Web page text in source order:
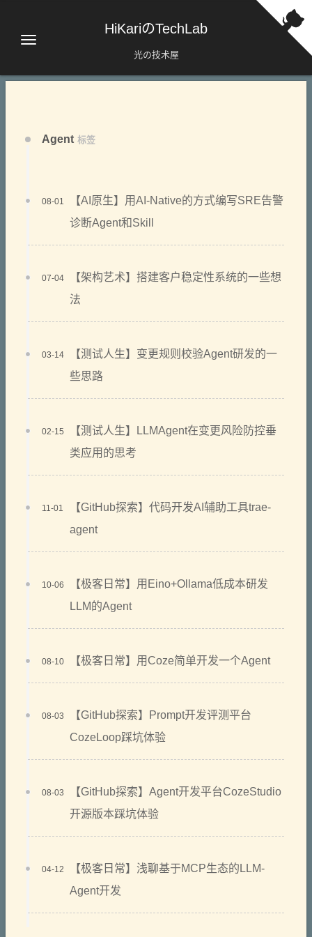
HiKariのTechLab
光の技术屋
Agent 标签
【AI原生】用AI-Native的方式编写SRE告警
诊断Agent和Skill
08-01
【架构艺术】搭建客户稳定性系统的一些想
法
07-04
【测试人生】变更规则校验Agent研发的一
些思路
03-14
【测试人生】LLMAgent在变更风险防控垂
类应用的思考
02-15
【GitHub探索】代码开发AI辅助工具trae-
agent
11-01
【极客日常】用Eino+Ollama低成本研发
LLM的Agent
10-06
【极客日常】用Coze简单开发一个Agent
08-10
【GitHub探索】Prompt开发评测平台
CozeLoop踩坑体验
08-03
【GitHub探索】Agent开发平台CozeStudio
开源版本踩坑体验
08-03
【极客日常】浅聊基于MCP生态的LLM-
Agent开发
04-12